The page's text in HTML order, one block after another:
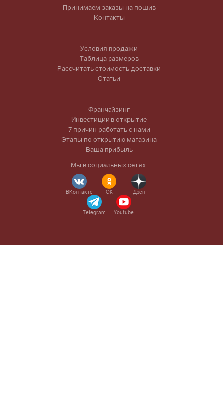
Принимаем заказы на пошив
Контакты
Условия продажи
Таблица размеров
Рассчитать стоимость доставки
Статьи
Франчайзинг
Инвестиции в открытие
7 причин работать с нами
Этапы по открытию магазина
Ваша прибыль
Мы в социальных сетях:
ВКонтакте OK Дзен
Telegram Youtube